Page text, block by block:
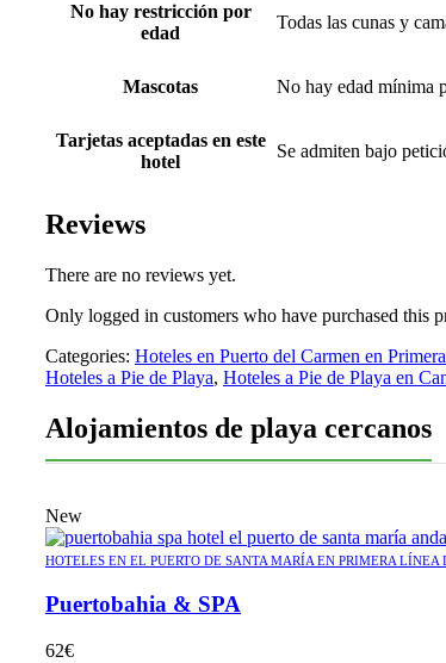
No hay restricción por
edad
Todas las cunas y
Mascotas No hay edad mínima
Tarjetas aceptadas en este
hotel
Se admiten bajo
Reviews
There are no reviews yet.
Only logged in customers who have purchased this
Categories: Hoteles en Puerto del Carmen en
Hoteles a Pie de Playa, Hoteles a Pie de Playa en
Alojamientos de playa cercanos
New
HOTELES EN EL PUERTO DE SANTA MARÍA EN PRIMERA LÍNEA
Puertobahia & SPA
62€